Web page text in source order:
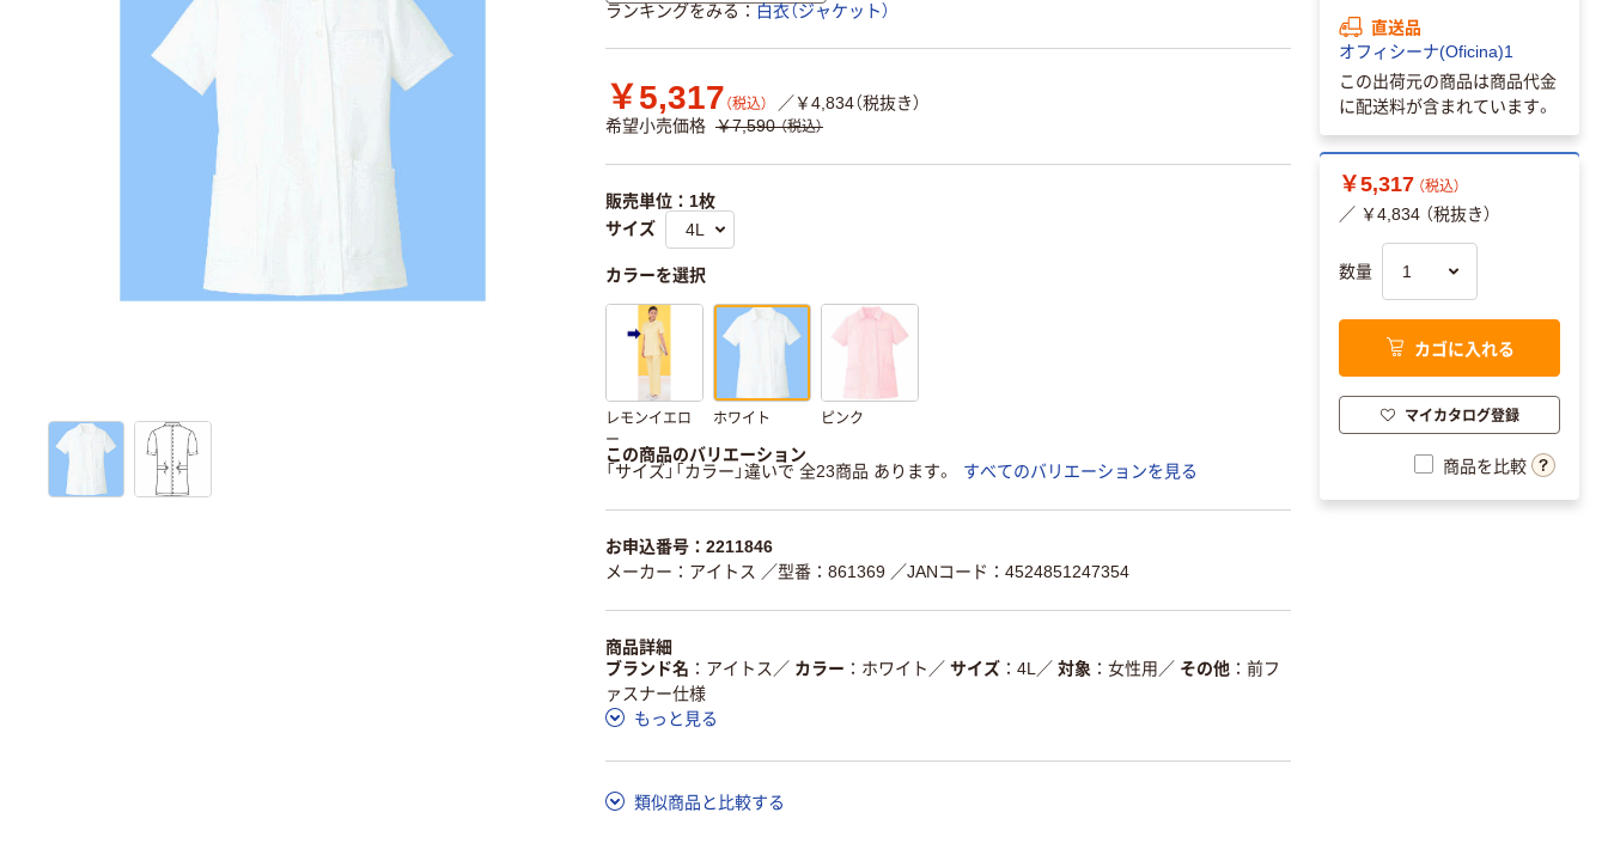
ランキングをみる 白衣（ジャケット）
￥5,317 （税込）
／￥4,834（税抜き）
希望小売価格 ￥7,590 （税込）
販売単位：1枚
サイズ
カラーを選択
レモンイエロ
ー
ホワイト ピンク
この商品のバリエーション
「サイズ」「カラー」違いで 全23商品 あります。
すべてのバリエーションを見る
お申込番号：2211846
メーカー：アイトス ／型番：861369 ／JANコード：4524851247354
商品詳細
ブランド名
アイトス ／ カラー ホワイト ／ サイズ 4L ／ 対象 女性用 ／ その他
前フ
ァスナー仕様
もっと見る
類似商品と比較する
直送品
オフィシーナ(Oficina)1
この出荷元の商品は商品代金
に配送料が含まれています。
￥5,317 （税込）
／ ￥4,834 （税抜き）
数量
カゴに入れる
マイカタログ登録
商品を比較